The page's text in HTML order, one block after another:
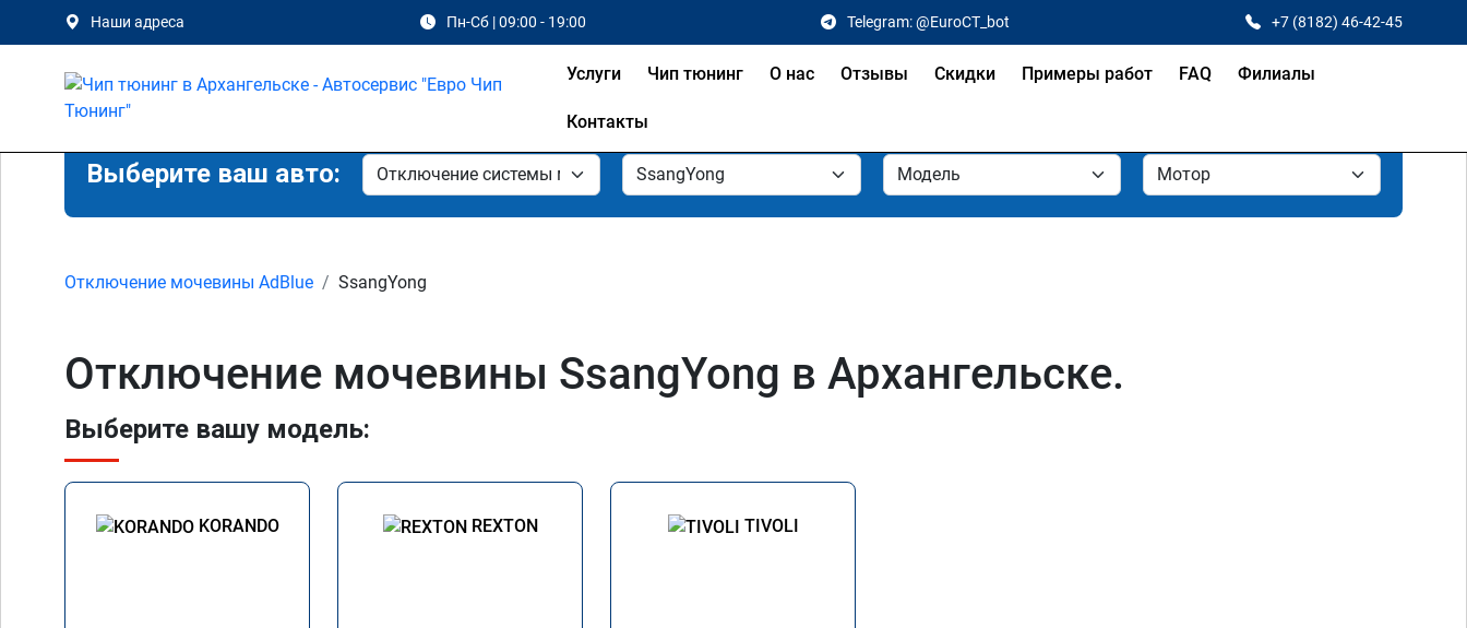
Наши адреса Пн-Сб | 09:00 - 19:00 Telegram: @EuroCT_bot +7 (8182) 46-42-45
Услуги Чип тюнинг О нас Отзывы Скидки Примеры работ FAQ Филиалы
Контакты
Выберите ваш авто:
Отключение мочевины AdBlue SsangYong
Отключение мочевины SsangYong в Архангельске.
Выберите вашу модель:
KORANDO REXTON TIVOLI